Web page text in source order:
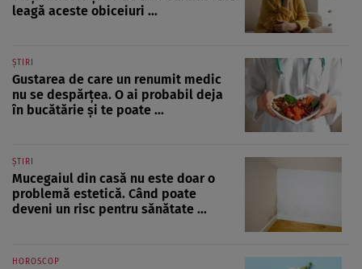
leagă aceste obiceiuri ...
ȘTIRI
Gustarea de care un renumit medic
nu se despărțea. O ai probabil deja
în bucătărie și te poate ...
ȘTIRI
Mucegaiul din casă nu este doar o
problemă estetică. Când poate
deveni un risc pentru sănătate ...
HOROSCOP